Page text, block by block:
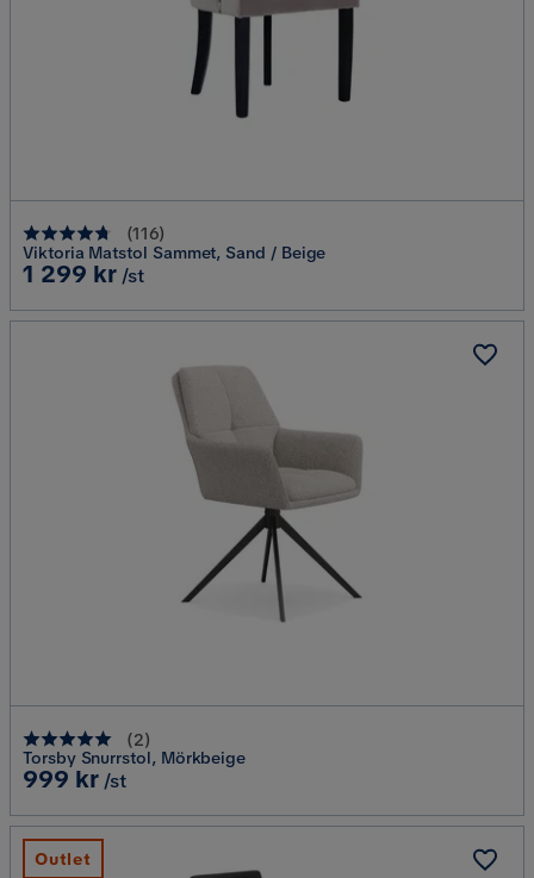
(116)
Viktoria Matstol Sammet, Sand / Beige
Pris
1 299 kr /st
(2)
Torsby Snurrstol, Mörkbeige
Pris
999 kr /st
Outlet